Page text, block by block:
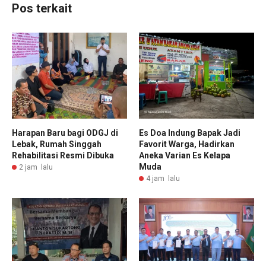
Pos terkait
Harapan Baru bagi ODGJ di
Lebak, Rumah Singgah
Rehabilitasi Resmi Dibuka
2 jam lalu
Es Doa Indung Bapak Jadi
Favorit Warga, Hadirkan
Aneka Varian Es Kelapa
Muda
4 jam lalu